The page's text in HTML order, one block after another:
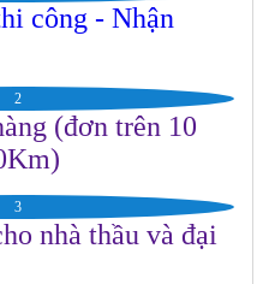
công - Nhận
2
(đơn trên 10
3
nhà thầu và đại